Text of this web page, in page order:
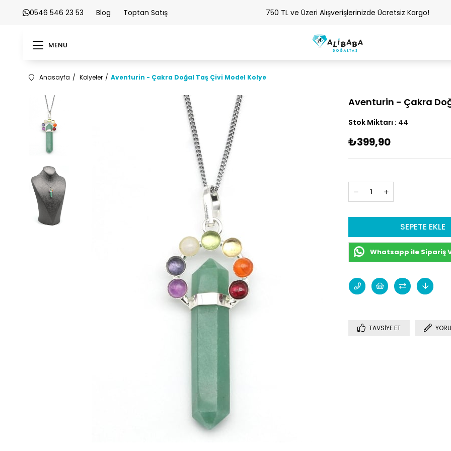
0546 546 23 53 Blog Toptan Satış 750 TL ve Üzeri Alışverişlerinizde Ücretsiz Kargo!
MENU
Anasayfa Kolyeler Aventurin - Çakra Doğal Taş Çivi Model Kolye
Aventurin - Çakra
Stok Miktarı : 44
₺399,90
Whatsapp ile Sipariş
TAVSIYE ET